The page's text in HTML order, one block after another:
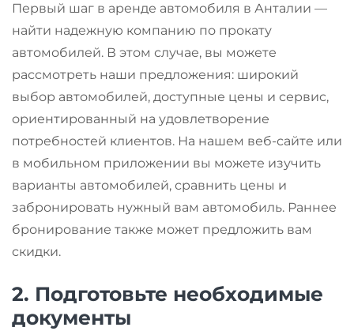
Первый шаг в аренде автомобиля в Анталии —
найти надежную компанию по прокату
автомобилей. В этом случае, вы можете
рассмотреть наши предложения: широкий
выбор автомобилей, доступные цены и сервис,
ориентированный на удовлетворение
потребностей клиентов. На нашем веб-сайте или
в мобильном приложении вы можете изучить
варианты автомобилей, сравнить цены и
забронировать нужный вам автомобиль. Раннее
бронирование также может предложить вам
скидки.
2. Подготовьте необходимые
документы